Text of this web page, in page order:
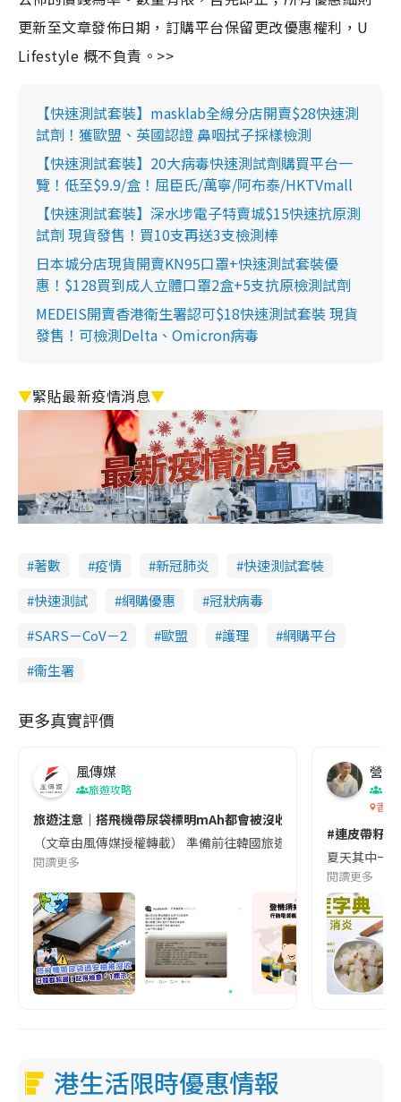
更新至文章發佈日期，訂購平台保留更改優惠權利，U
Lifestyle 概不負責。>>
【快速測試套裝】masklab全線分店開賣$28快速測
試劑！獲歐盟、英國認證 鼻咽拭子採樣檢測
【快速測試套裝】20大病毒快速測試劑購買平台一
覽！低至$9.9/盒！屈臣氏/萬寧/阿布泰/HKTVmall
【快速測試套裝】深水埗電子特賣城$15快速抗原測
試劑 現貨發售！買10支再送3支檢測棒
日本城分店現貨開賣KN95口罩+快速測試套裝優
惠！$128買到成人立體口罩2盒+5支抗原檢測試劑
MEDEIS開賣香港衛生署認可$18快速測試套裝 現貨
發售！可檢測Delta、Omicron病毒
▼緊貼最新疫情消息▼
著數 疫情 新冠肺炎
快速測試套裝
快速測試
網購優惠
冠狀病毒
SARS－CoV－2
歐盟 護理
網購平台
衞生署
更多真實評價
風傳媒
旅遊攻略
旅遊注意｜搭飛機帶尿袋標明mAh都會被沒收😱出發前切記檢查
（文章由風傳媒授權轉載） 準備前往韓國旅遊的民眾，近期要
閱讀更多
營養
香港
#連皮帶籽
夏天其中一
閱讀更多
港生活限時優惠情報